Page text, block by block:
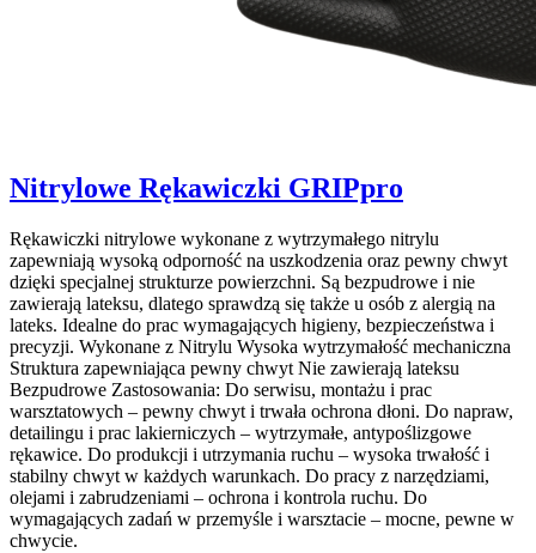
Nitrylowe Rękawiczki GRIPpro
Rękawiczki nitrylowe wykonane z wytrzymałego nitrylu
zapewniają wysoką odporność na uszkodzenia oraz pewny chwyt
dzięki specjalnej strukturze powierzchni. Są bezpudrowe i nie
zawierają lateksu, dlatego sprawdzą się także u osób z alergią na
lateks. Idealne do prac wymagających higieny, bezpieczeństwa i
precyzji. Wykonane z Nitrylu Wysoka wytrzymałość mechaniczna
Struktura zapewniająca pewny chwyt Nie zawierają lateksu
Bezpudrowe Zastosowania: Do serwisu, montażu i prac
warsztatowych – pewny chwyt i trwała ochrona dłoni. Do napraw,
detailingu i prac lakierniczych – wytrzymałe, antypoślizgowe
rękawice. Do produkcji i utrzymania ruchu – wysoka trwałość i
stabilny chwyt w każdych warunkach. Do pracy z narzędziami,
olejami i zabrudzeniami – ochrona i kontrola ruchu. Do
wymagających zadań w przemyśle i warsztacie – mocne, pewne w
chwycie.